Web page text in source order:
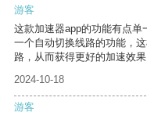
游客
这款加速器app的功能有点
一个自动切换线路的功能，
路，从而获得更好的加速效果
2024-10-18
游客